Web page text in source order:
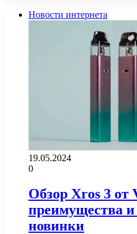
Новости интернета
19.05.2024
0
Обзор Xros 3 от
преимущества и
новинки